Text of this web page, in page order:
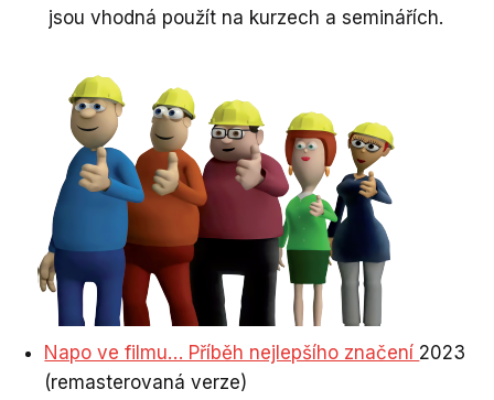
jsou vhodná použít na kurzech a seminářích.
Napo ve filmu… Příběh nejlepšího značení 2023
(remasterovaná verze)